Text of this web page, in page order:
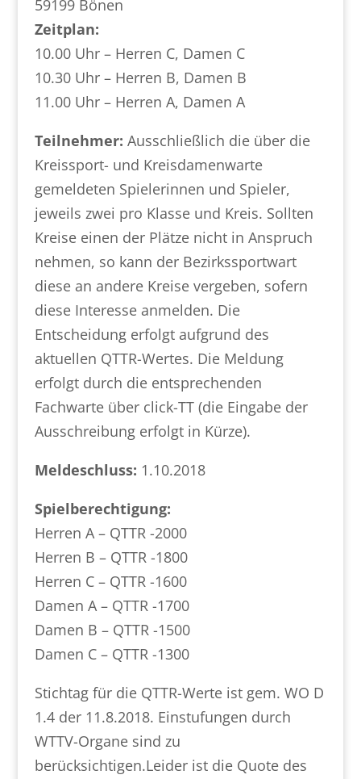
59199 Bönen
Zeitplan:
10.00 Uhr – Herren C, Damen C
10.30 Uhr – Herren B, Damen B
11.00 Uhr – Herren A, Damen A
Teilnehmer: Ausschließlich die über die
Kreissport- und Kreisdamenwarte
gemeldeten Spielerinnen und Spieler,
jeweils zwei pro Klasse und Kreis. Sollten
Kreise einen der Plätze nicht in Anspruch
nehmen, so kann der Bezirkssportwart
diese an andere Kreise vergeben, sofern
diese Interesse anmelden. Die
Entscheidung erfolgt aufgrund des
aktuellen QTTR-Wertes. Die Meldung
erfolgt durch die entsprechenden
Fachwarte über click-TT (die Eingabe der
Ausschreibung erfolgt in Kürze).
Meldeschluss: 1.10.2018
Spielberechtigung:
Herren A – QTTR -2000
Herren B – QTTR -1800
Herren C – QTTR -1600
Damen A – QTTR -1700
Damen B – QTTR -1500
Damen C – QTTR -1300
Stichtag für die QTTR-Werte ist gem. WO D
1.4 der 11.8.2018. Einstufungen durch
WTTV-Organe sind zu
berücksichtigen.Leider ist die Quote des